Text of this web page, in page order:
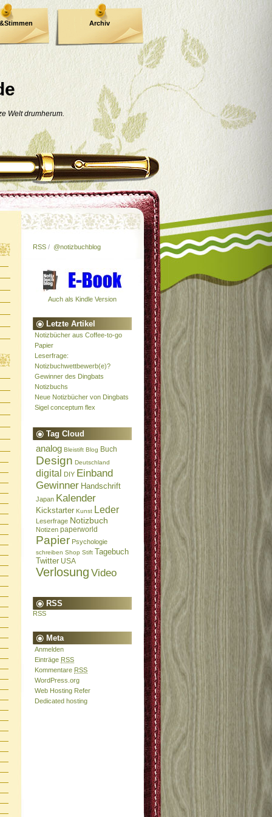
Welt drumherum.
Archiv
RSS / @notizbuchblog
Auch als Kindle Version
Letzte Artikel
Notizbücher aus Coffee-to-go
Papier
Leserfrage:
Notizbuchwettbewerb(e)?
Gewinner des Dingbats
Notizbuchs
Neue Notizbücher von Dingbats
Sigel conceptum flex
Tag Cloud
analog Bleistift Blog Buch
Design Deutschland
digital DIY Einband
Gewinner Handschrift
Japan Kalender
Kickstarter Kunst Leder
Leserfrage Notizbuch
Notizen paperworld
Papier Psychologie
schreiben Shop Stift Tagebuch
Twitter USA
Verlosung Video
RSS
RSS
Meta
Anmelden
Einträge RSS
Kommentare RSS
WordPress.org
Web Hosting Refer
Dedicated hosting